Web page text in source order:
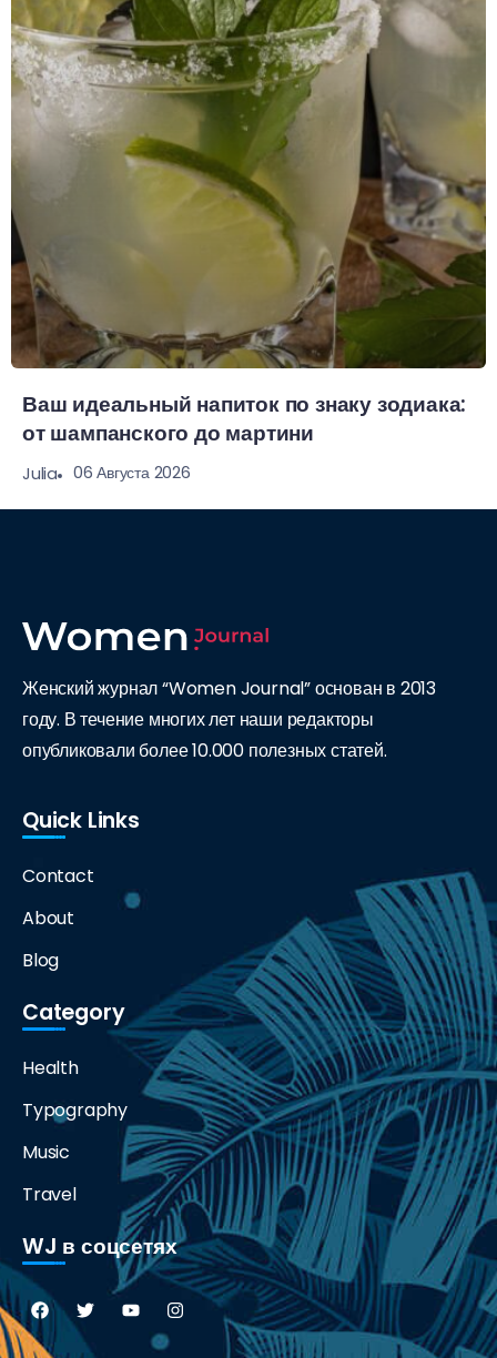
Ваш идеальный напиток по знаку зодиака:
от шампанского до мартини
Julia 06 Августа 2026
Женский журнал “Women Journal” основан в 2013
году. В течение многих лет наши редакторы
опубликовали более 10.000 полезных статей.
Quick Links
Contact
About
Blog
Category
Health
Typography
Music
Travel
WJ в соцсетях